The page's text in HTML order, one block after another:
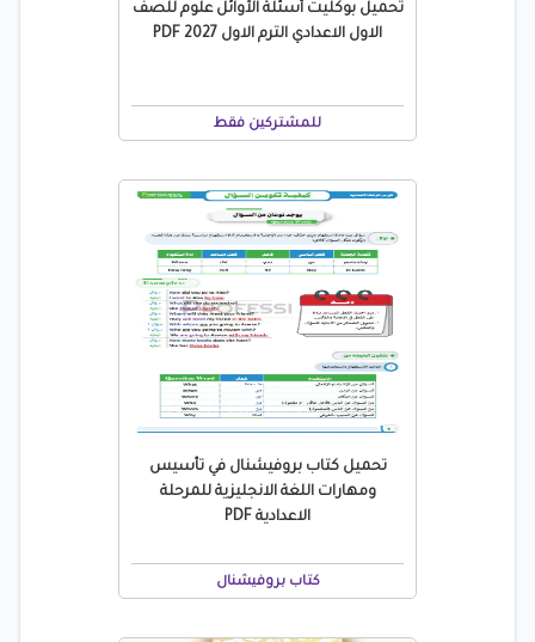
تحميل بوكليت أسئلة الأوائل علوم للصف
الاول الاعدادي الترم الاول 2027 PDF
للمشتركين فقط
تحميل كتاب بروفيشنال في تأسيس
ومهارات اللغة الانجليزية للمرحلة
الاعدادية PDF
كتاب بروفيشنال